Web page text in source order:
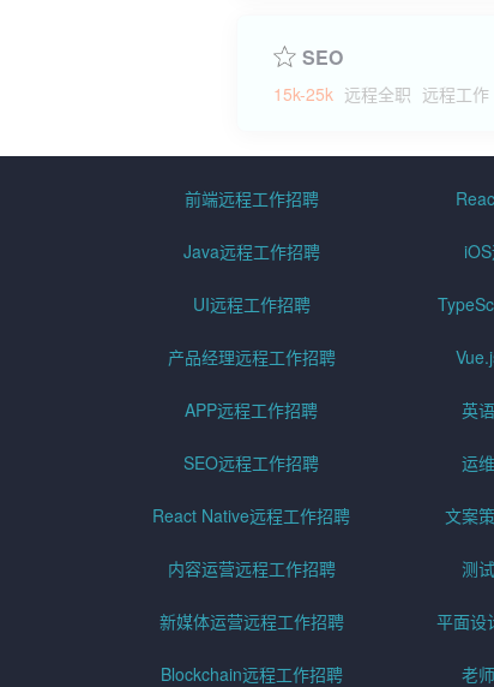
SEO
15k-25k 远程全职 远程工作
前端远程工作招聘
Java远程工作招聘
UI远程工作招聘
产品经理远程工作招聘
APP远程工作招聘 英
SEO远程工作招聘 运
React Native远程工作招聘 文案
内容运营远程工作招聘 测
新媒体运营远程工作招聘 平面设
Blockchain远程工作招聘 老